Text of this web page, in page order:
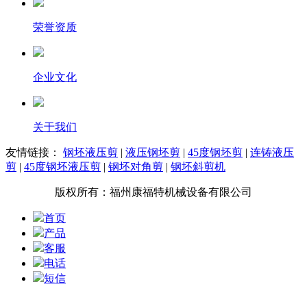
荣誉资质
企业文化
关于我们
友情链接： 钢坯液压剪 | 液压钢坯剪 | 45度钢坯剪 | 连铸液压
剪 | 45度钢坯液压剪 | 钢坯对角剪 | 钢坯斜剪机
版权所有：福州康福特机械设备有限公司
首页
产品
客服
电话
短信